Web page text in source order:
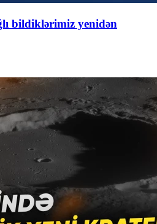
bildiklərimiz yenidən